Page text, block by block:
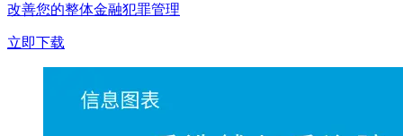
改善您的整体金融犯罪管理
立即下载